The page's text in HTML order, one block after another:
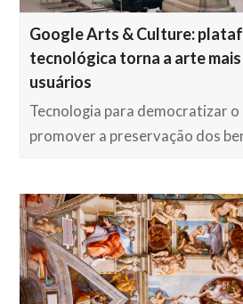
Google Arts & Culture:
tecnológica torna a arte
usuários
Tecnologia para democratizar o
promover a preservação dos